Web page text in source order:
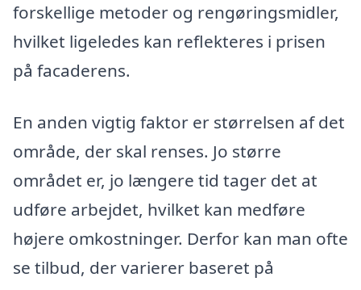
forskellige metoder og rengøringsmidler,
hvilket ligeledes kan reflekteres i prisen
på facaderens.
En anden vigtig faktor er størrelsen af det
område, der skal renses. Jo større
området er, jo længere tid tager det at
udføre arbejdet, hvilket kan medføre
højere omkostninger. Derfor kan man ofte
se tilbud, der varierer baseret på